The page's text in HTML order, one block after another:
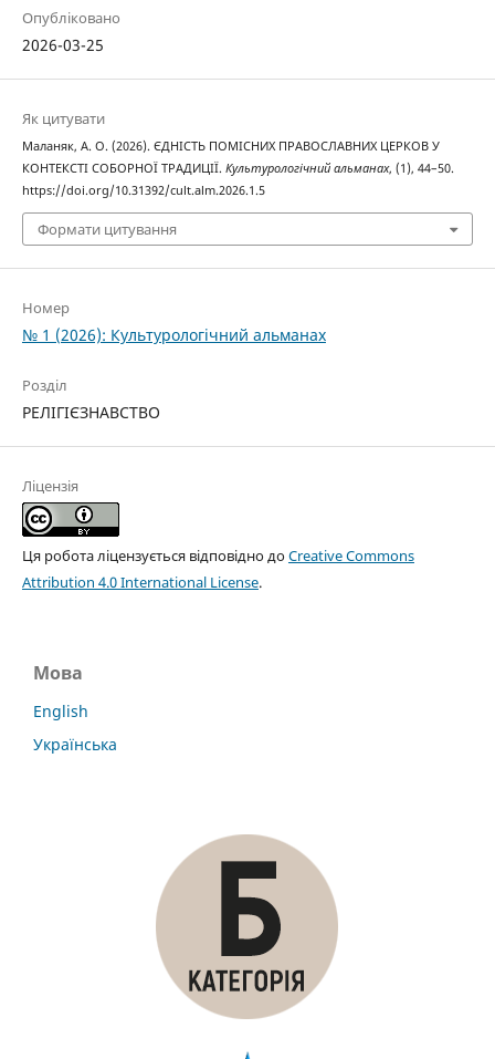
Опубліковано
2026-03-25
Як цитувати
Маланяк, А. О. (2026). ЄДНІСТЬ ПОМІСНИХ ПРАВОСЛАВНИХ ЦЕРКОВ У
КОНТЕКСТІ СОБОРНОЇ ТРАДИЦІЇ. Культурологічний альманах, (1), 44–50.
https://doi.org/10.31392/cult.alm.2026.1.5
Формати цитування
Номер
№ 1 (2026): Культурологічний альманах
Розділ
РЕЛІГІЄЗНАВСТВО
Ліцензія
Ця робота ліцензується відповідно доCreative Commons
Attribution 4.0 International License.
Мова
English
Українська